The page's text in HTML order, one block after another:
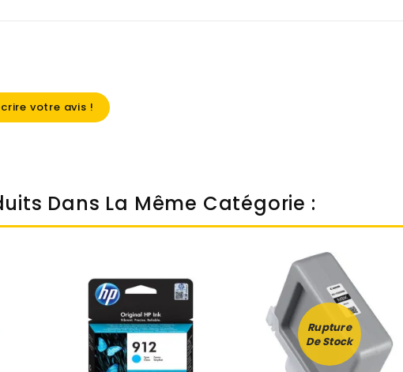
votre avis !
Dans La Même Catégorie :
Rupture
De Stock